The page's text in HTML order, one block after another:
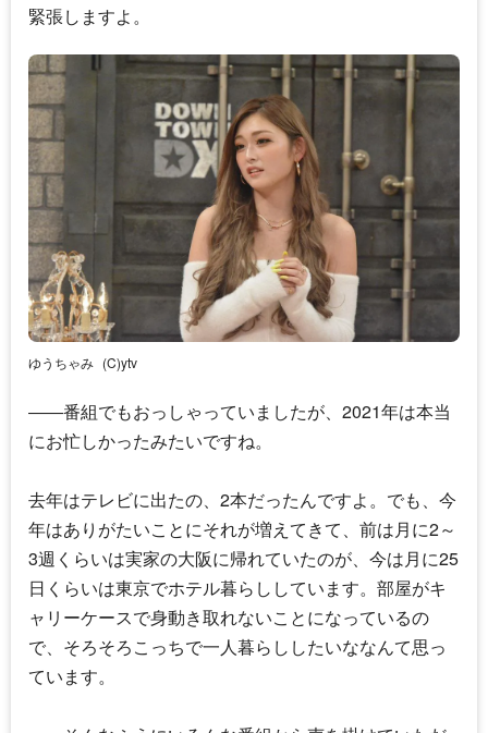
緊張しますよ。
ゆうちゃみ (C)ytv
――番組でもおっしゃっていましたが、2021年は本当
にお忙しかったみたいですね。
去年はテレビに出たの、2本だったんですよ。でも、今
年はありがたいことにそれが増えてきて、前は月に2～
3週くらいは実家の大阪に帰れていたのが、今は月に25
日くらいは東京でホテル暮らししています。部屋がキ
ャリーケースで身動き取れないことになっているの
で、そろそろこっちで一人暮らししたいななんて思っ
ています。